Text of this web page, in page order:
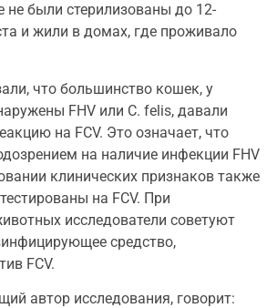
не были стерилизованы до 12-
и жили в домах, где проживало
что большинство кошек, у
FHV или C. felis, давали
на FCV. Это означает, что
на наличие инфекции FHV
клинических признаков также
на FCV. При
исследователи советуют
средство,
FCV.
автор исследования, говорит: